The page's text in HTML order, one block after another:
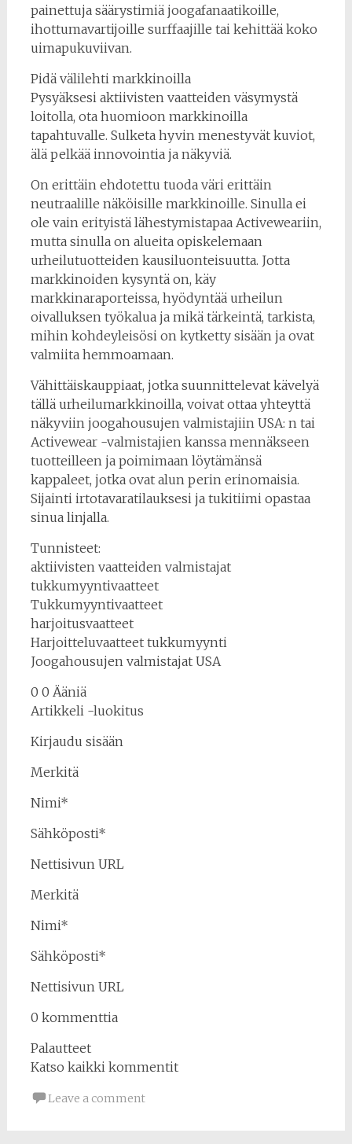
painettuja säärystimiä joogafanaatikoille,
ihottumavartijoille surffaajille tai kehittää koko
uimapukuviivan.
Pidä välilehti markkinoilla
Pysyäksesi aktiivisten vaatteiden väsymystä
loitolla, ota huomioon markkinoilla
tapahtuvalle. Sulketa hyvin menestyvät kuviot,
älä pelkää innovointia ja näkyviä.
On erittäin ehdotettu tuoda väri erittäin
neutraalille näköisille markkinoille. Sinulla ei
ole vain erityistä lähestymistapaa Activeweariin,
mutta sinulla on alueita opiskelemaan
urheilutuotteiden kausiluonteisuutta. Jotta
markkinoiden kysyntä on, käy
markkinaraporteissa, hyödyntää urheilun
oivalluksen työkalua ja mikä tärkeintä, tarkista,
mihin kohdeyleisösi on kytketty sisään ja ovat
valmiita hemmoamaan.
Vähittäiskauppiaat, jotka suunnittelevat kävelyä
tällä urheilumarkkinoilla, voivat ottaa yhteyttä
näkyviin joogahousujen valmistajiin USA: n tai
Activewear -valmistajien kanssa mennäkseen
tuotteilleen ja poimimaan löytämänsä
kappaleet, jotka ovat alun perin erinomaisia.
Sijainti irtotavaratilauksesi ja tukitiimi opastaa
sinua linjalla.
Tunnisteet:
aktiivisten vaatteiden valmistajat
tukkumyyntivaatteet
Tukkumyyntivaatteet
harjoitusvaatteet
Harjoitteluvaatteet tukkumyynti
Joogahousujen valmistajat USA
0 0 Ääniä
Artikkeli -luokitus
Kirjaudu sisään
Merkitä
Nimi*
Sähköposti*
Nettisivun URL
Merkitä
Nimi*
Sähköposti*
Nettisivun URL
0 kommenttia
Palautteet
Katso kaikki kommentit
Leave a comment